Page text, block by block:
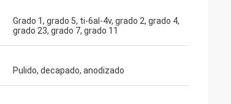
Grado 1, grado 5, ti-6al-4v, grado 2, grado 4,
grado 23, grado 7, grado 11
Pulido, decapado, anodizado